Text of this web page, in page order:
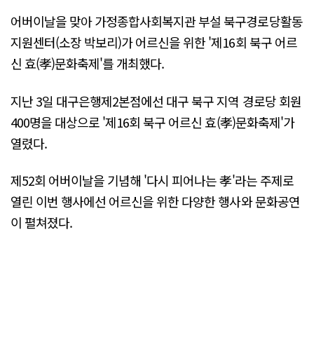
어버이날을 맞아 가정종합사회복지관 부설 북구경로당활동
지원센터(소장 박보리)가 어르신을 위한 '제16회 북구 어르
신 효(孝)문화축제'를 개최했다.
지난 3일 대구은행제2본점에선 대구 북구 지역 경로당 회원
400명을 대상으로 '제16회 북구 어르신 효(孝)문화축제'가
열렸다.
제52회 어버이날을 기념해 '다시 피어나는 孝'라는 주제로
열린 이번 행사에선 어르신을 위한 다양한 행사와 문화공연
이 펼쳐졌다.